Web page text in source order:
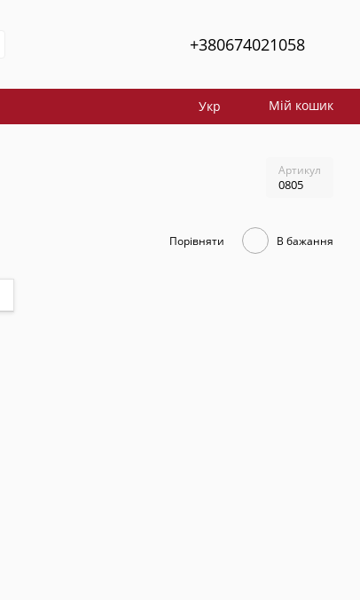
+380674021058
Укр Мій кошик
Артикул
0805
Порівняти В бажання